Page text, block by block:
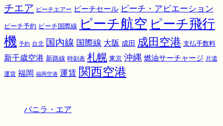
チエア ピーチエアー ピーチセール ピーチ・アビエーション
ピーチ予約 ピーチ国際線 ピーチ航空 ピーチ飛行
機 予約 台北 国内線 国際線 大阪 成田 成田空港 支払手数料
新千歳空港 新路線 時刻表 札幌 東京 沖縄 燃油サーチャージ 片道
運賃 福岡 福岡空港 運賃 関西空港
バニラ・エア